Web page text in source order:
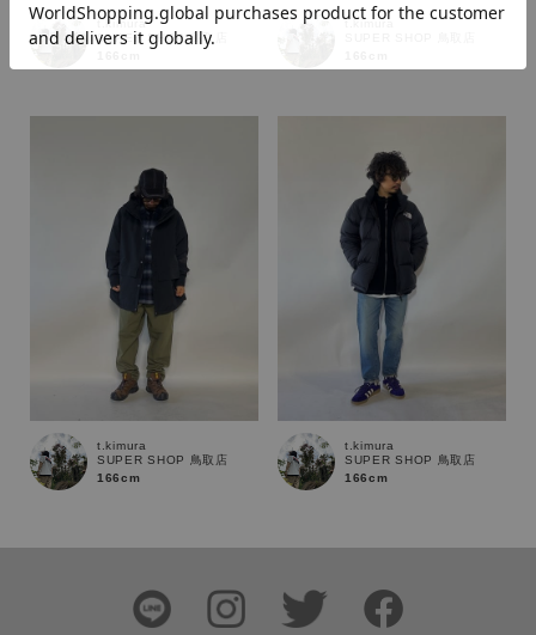
通常商品 予約商品
セール価格 WEB限定
在庫あり 在庫なし含む
t.kimura
SUPER SHOP 鳥取店
t.kimura
t.kimura
SUPER SHOP 鳥取店
166cm
t.kimura
SUPER SHOP 鳥取店
166cm